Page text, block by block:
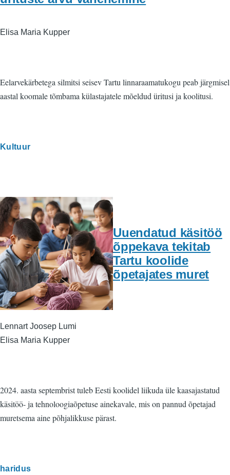
Elisa Maria Kupper
Eelarvekärbetega silmitsi seisev Tartu linnaraamatukogu peab järgmisel
aastal koomale tõmbama külastajatele mõeldud üritusi ja koolitusi.
Kultuur
Uuendatud käsitöö
õppekava tekitab
Tartu koolide
õpetajates muret
Lennart Joosep Lumi
Elisa Maria Kupper
2024. aasta septembrist tuleb Eesti koolidel liikuda üle kaasajastatud
käsitöö- ja tehnoloogiaõpetuse ainekavale, mis on pannud õpetajad
muretsema aine põhjalikkuse pärast.
haridus